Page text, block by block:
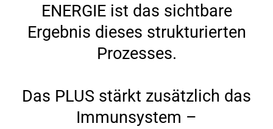
ENERGIE ist das sichtbare
Ergebnis dieses strukturierten
Prozesses.
Das PLUS stärkt zusätzlich das
Immunsystem –